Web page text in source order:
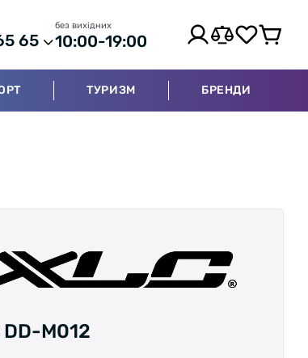
65
без вихідних
10:00-19:00
ТУРИЗМ БРЕНДИ
DD-M012